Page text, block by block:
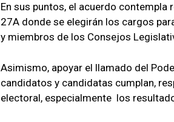
En sus puntos, el acuerdo contempla
27A donde se elegirán los cargos
y miembros de los Consejos
Asimismo, apoyar el llamado del
candidatos y candidatas cumplan,
electoral, especialmente los